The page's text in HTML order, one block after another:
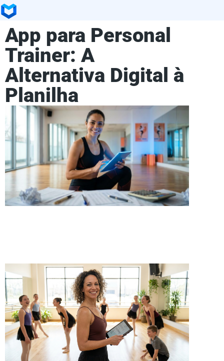
App para Personal
Trainer: A
Alternativa Digital à
Planilha